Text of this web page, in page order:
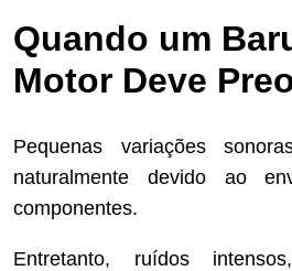
Quando um
Motor Deve
Pequenas variações
naturalmente devido ao
componentes.
Entretanto, ruídos